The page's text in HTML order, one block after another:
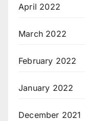
April 2022
March 2022
February 2022
January 2022
December 2021